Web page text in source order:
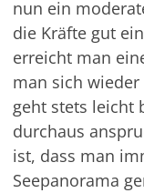
nun ein
die Kräfte gut
erreicht man
man sich wieder
geht stets leicht
durchaus
ist, dass man
Seepanorama